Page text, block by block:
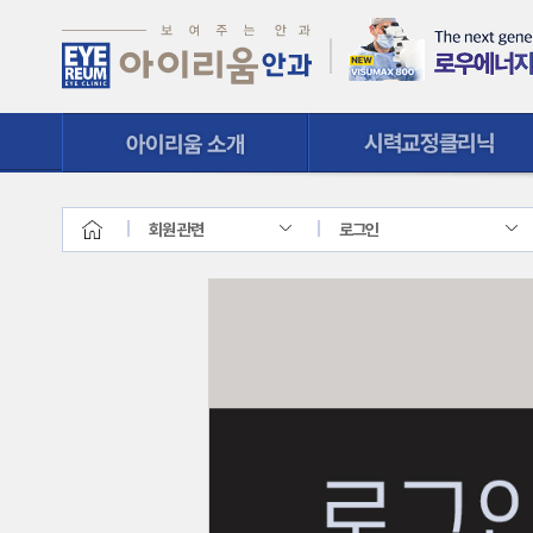
시력교정클리닉 질환클리닉
회원 관련 로그인